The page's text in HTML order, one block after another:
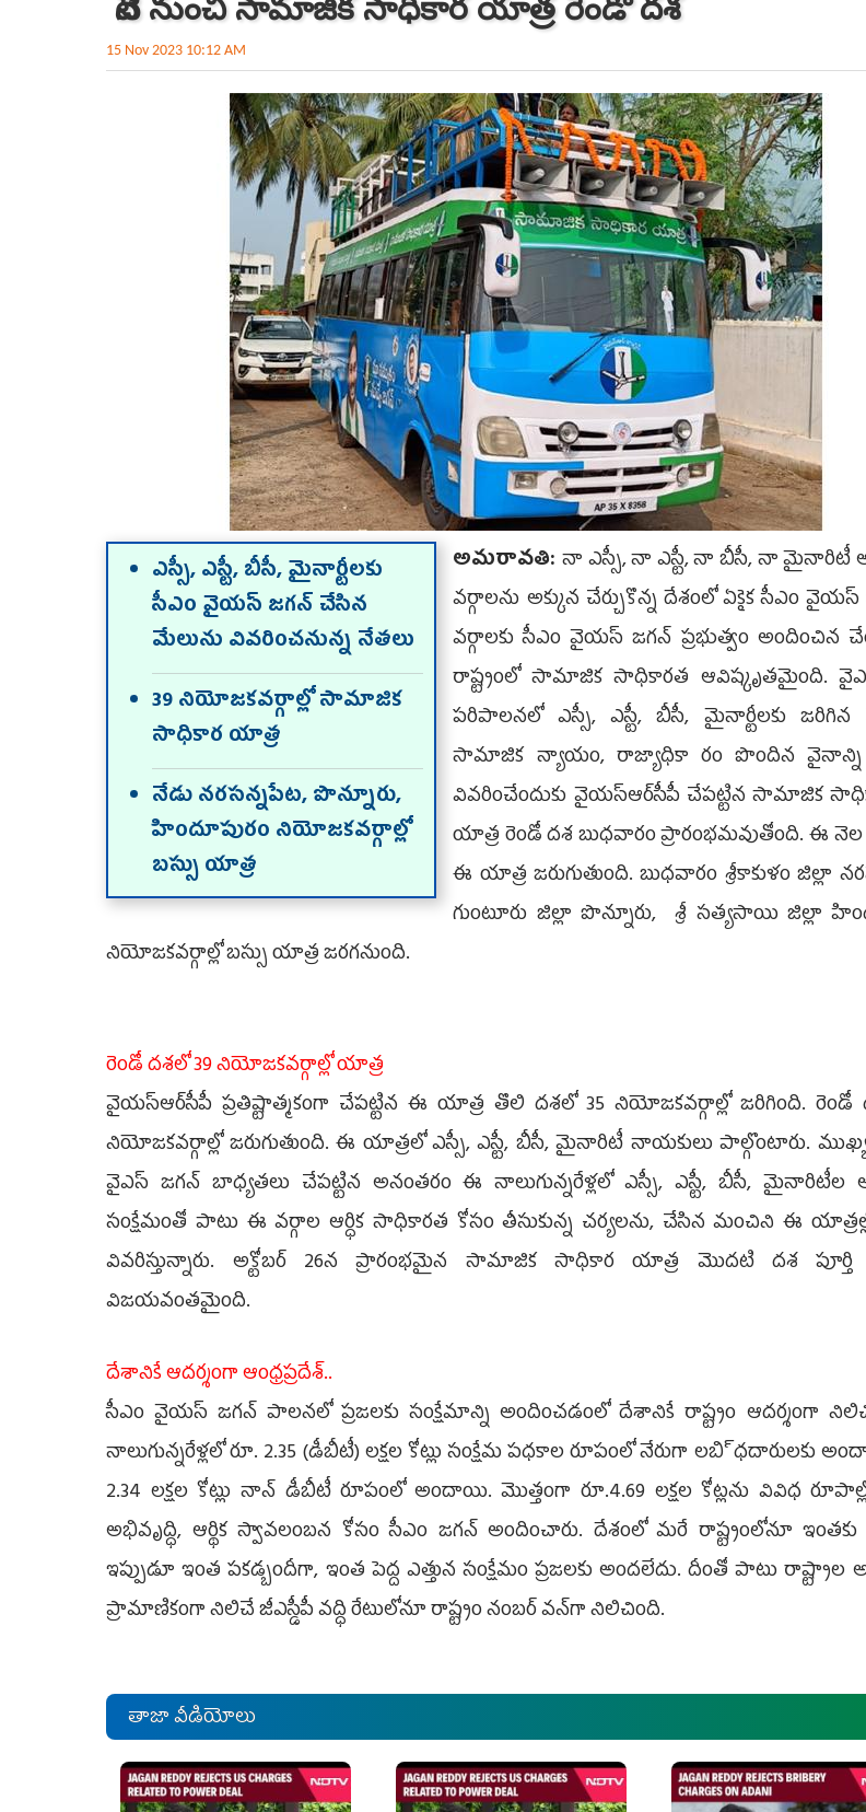
నేటి నుంచి సామాజిక సాధికార యాత్ర రెండో దశ
15 Nov 2023 10:12 AM
ఎస్సీ, ఎస్టీ, బీసీ, మైనార్టీలకు
సీఎం వైయ‌స్‌ జగన్‌ చేసిన
మేలును వివరించనున్న నేతలు
39 నియోజకవర్గాల్లో సామాజిక
సాధికార యాత్ర
నేడు నరసన్నపేట, పొన్నూరు,
హిందూపురం నియోజకవర్గాల్లో
బస్సు యాత్ర
అమరావతి: నా ఎస్సీ, నా ఎస్టీ, నా బీసీ, నా మైనారిటీ
వర్గాలను అక్కున చేర్చుకొన్న దేశంలో ఏకైక సీఎం
వర్గాలకు సీఎం వైయ‌స్ జగన్‌ ప్రభుత్వం
రాష్ట్రంలో సామాజిక సాధికారత ఆవిష్కృతమైంది.
పరిపాలనలో ఎస్సీ, ఎస్టీ, బీసీ, మైనార్టీలకు జరిగిన
సామాజిక న్యాయం, రాజ్యాధికా రం పొందిన వైనాన్ని
వివరించేందుకు వైయ‌స్ఆర్‌సీపీ చేపట్టిన సామాజిక
యాత్ర రెండో దశ బుధవారం ప్రారంభమవుతోంది. ఈ నెల
ఈ యాత్ర జరుగుతుంది. బుధవారం శ్రీకాకుళం జిల్లా
గుంటూరు జిల్లా పొన్నూరు, శ్రీ సత్యసాయి జిల్లా
నియోజకవర్గాల్లో బస్సు యాత్ర జరగనుంది.
రెండో దశలో 39 నియోజకవర్గాల్లో యాత్ర
వైయ‌స్ఆర్‌సీపీ ప్రతిష్టాత్మకంగా చేపట్టిన ఈ యాత్ర తొలి దశలో 35 నియోజకవర్గాల్లో జరిగింది. రెండో
నియోజకవర్గాల్లో జరుగుతుంది. ఈ యాత్రలో ఎస్సీ, ఎస్టీ, బీసీ, మైనారిటీ నాయకులు పాల్గొంటారు.
వైఎస్‌ జగన్‌ బాధ్యతలు చేపట్టిన అనంతరం ఈ నాలుగున్నరేళ్లలో ఎస్సీ, ఎస్టీ, బీసీ, మైనారిటీల
సంక్షేమంతో పాటు ఈ వర్గాల ఆర్ధిక సాధికారత కోసం తీసుకున్న చర్యలను, చేసిన మంచిని ఈ
వివరిస్తున్నారు. అక్టోబర్‌ 26న ప్రారంభమైన సామాజిక సాధికార యాత్ర మొదటి దశ
విజయవంతమైంది.
దేశానికే ఆదర్శంగా ఆంధ్రప్రదేశ్‌..
సీఎం వైయ‌స్‌ జగన్‌ పాలనలో ప్రజలకు సంక్షేమాన్ని అందించడంలో దేశానికే రాష్ట్రం ఆదర్శంగా
నాలుగున్నరేళ్లలో రూ. 2.35 (డీబీటీ) లక్షల కోట్లు సంక్షేమ పధకాల రూపంలో నేరుగా లబి్ధదారులకు
2.34 లక్షల కోట్లు నాన్‌ డీబీటీ రూపంలో అందాయి. మొత్తంగా రూ.4.69 లక్షల కోట్లను వివిధ
అభివృద్ధి, ఆర్థిక స్వావలంబన కోసం సీఎం జగన్‌ అందించారు. దేశంలో మరే రాష్ట్రంలోనూ ఇంతకు
ఇప్పుడూ ఇంత పకడ్బందీగా, ఇంత పెద్ద ఎత్తున సంక్షేమం ప్రజలకు అందలేదు. దీంతో పాటు రాష్ట్రాల
ప్రామాణికంగా నిలిచే జీఎస్డీపీ వద్ధి రేటులోనూ రాష్ట్రం నంబర్‌ వన్‌గా నిలిచింది.
తాజా వీడియోలు